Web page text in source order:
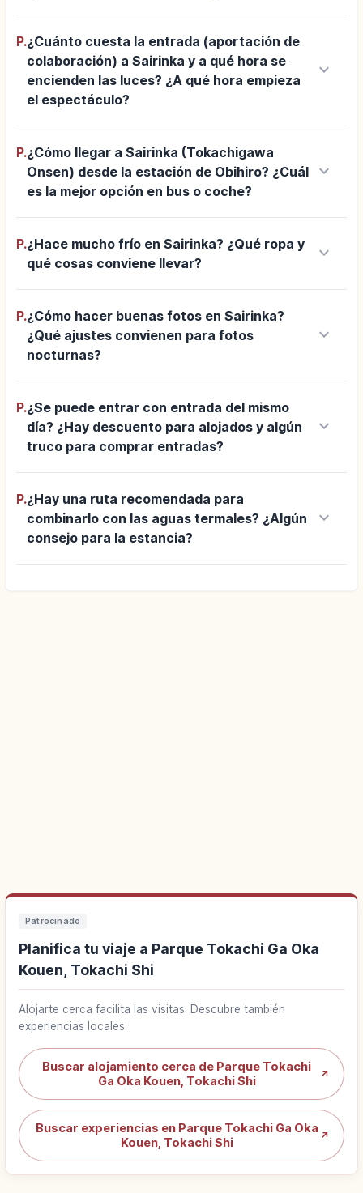
P.¿Cuánto cuesta la entrada (aportación de
colaboración) a Sairinka y a qué hora se
encienden las luces? ¿A qué hora empieza
el espectáculo?
keyboard_arrow_down
P.¿Cómo llegar a Sairinka (Tokachigawa
Onsen) desde la estación de Obihiro? ¿Cuál
es la mejor opción en bus o coche?
keyboard_arrow_down
P.¿Hace mucho frío en Sairinka? ¿Qué ropa y
qué cosas conviene llevar?
keyboard_arrow_down
P.¿Cómo hacer buenas fotos en Sairinka?
¿Qué ajustes convienen para fotos
nocturnas?
keyboard_arrow_down
P.¿Se puede entrar con entrada del mismo
día? ¿Hay descuento para alojados y algún
truco para comprar entradas?
keyboard_arrow_down
P.¿Hay una ruta recomendada para
combinarlo con las aguas termales? ¿Algún
consejo para la estancia?
keyboard_arrow_down
Patrocinado
Planifica tu viaje a Parque Tokachi Ga Oka
Kouen, Tokachi Shi
Alojarte cerca facilita las visitas. Descubre también
experiencias locales.
Buscar alojamiento cerca de Parque Tokachi
Ga Oka Kouen, Tokachi Shi
↗
Buscar experiencias en Parque Tokachi Ga Oka
Kouen, Tokachi Shi
↗